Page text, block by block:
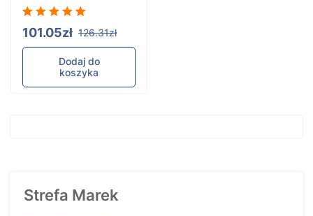
Strefa Marek
101.05zł 126.31zł
Dodaj do
koszyka